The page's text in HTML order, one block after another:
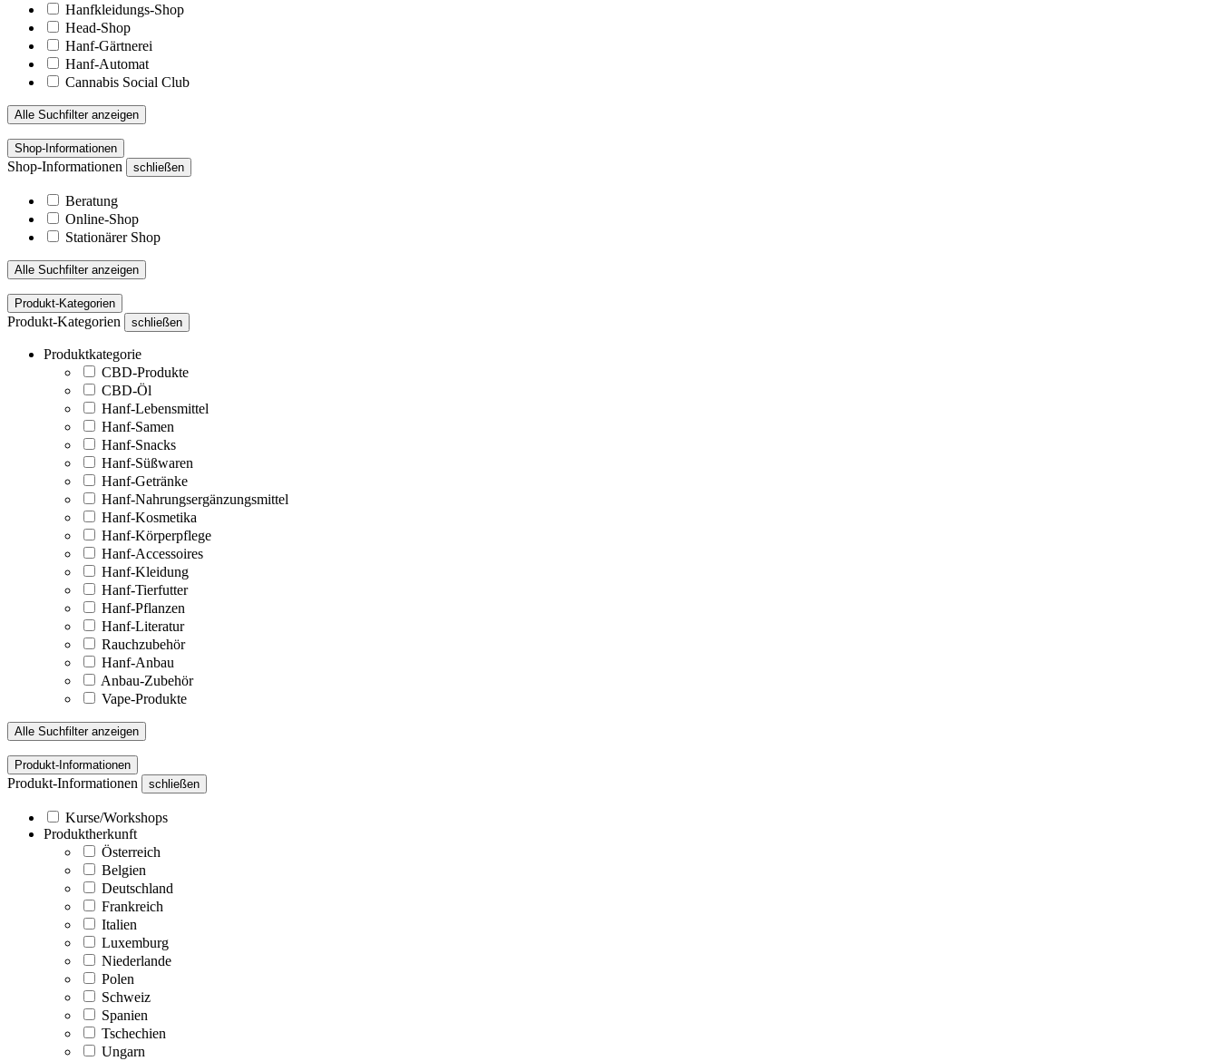
Hanfkleidungs-Shop
Head-Shop
Hanf-Gärtnerei
Hanf-Automat
Cannabis Social Club
Alle Suchfilter anzeigen
Shop-Informationen
Shop-Informationen schließen
Beratung
Online-Shop
Stationärer Shop
Alle Suchfilter anzeigen
Produkt-Kategorien
Produkt-Kategorien schließen
Produktkategorie
CBD-Produkte
CBD-Öl
Hanf-Lebensmittel
Hanf-Samen
Hanf-Snacks
Hanf-Süßwaren
Hanf-Getränke
Hanf-Nahrungsergänzungsmittel
Hanf-Kosmetika
Hanf-Körperpflege
Hanf-Accessoires
Hanf-Kleidung
Hanf-Tierfutter
Hanf-Pflanzen
Hanf-Literatur
Rauchzubehör
Hanf-Anbau
Anbau-Zubehör
Vape-Produkte
Alle Suchfilter anzeigen
Produkt-Informationen
Produkt-Informationen schließen
Kurse/Workshops
Produktherkunft
Österreich
Belgien
Deutschland
Frankreich
Italien
Luxemburg
Niederlande
Polen
Schweiz
Spanien
Tschechien
Ungarn